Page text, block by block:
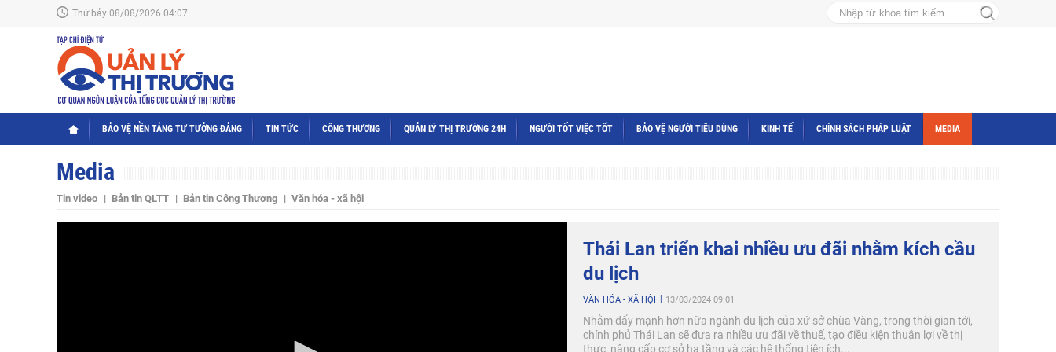
Thứ bảy 08/08/2026 04:07
BẢO VỆ NỀN TẢNG TƯ TƯỞNG ĐẢNG TIN TỨC CÔNG THƯƠNG QUẢN LÝ THỊ TRƯỜNG 24H NGƯỜI TỐT VIỆC TỐT BẢO VỆ NGƯỜI TIÊU DÙNG KINH TẾ CHÍNH SÁCH PHÁP LUẬT MEDIA
Media
Tin video Bản tin QLTT Bản tin Công Thương Văn hóa - xã hội
Thái Lan triển khai nhiều ưu đãi nhằm kích cầu
du lịch
VĂN HÓA - XÃ HỘI 13/03/2024 09:01
Nhằm đẩy mạnh hơn nữa ngành du lịch của xứ sở chùa Vàng, trong thời gian tới,
chính phủ Thái Lan sẽ đưa ra nhiều ưu đãi về thuế, tạo điều kiện thuận lợi về thị
thực, nâng cấp cơ sở hạ tầng và các hệ thống tiện ích...